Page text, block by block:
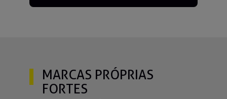
MARCAS PRÓPRIAS
FORTES